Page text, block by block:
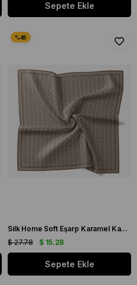
Sepete Ekle
Silk Home Soft Eşarp Karamel Kahve Geometrik Desen
$ 15.28
$ 27.78
Sepete Ekle